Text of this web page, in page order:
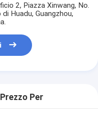
2, Piazza Xinwang, No.
Huadu, Guangzhou,
Per